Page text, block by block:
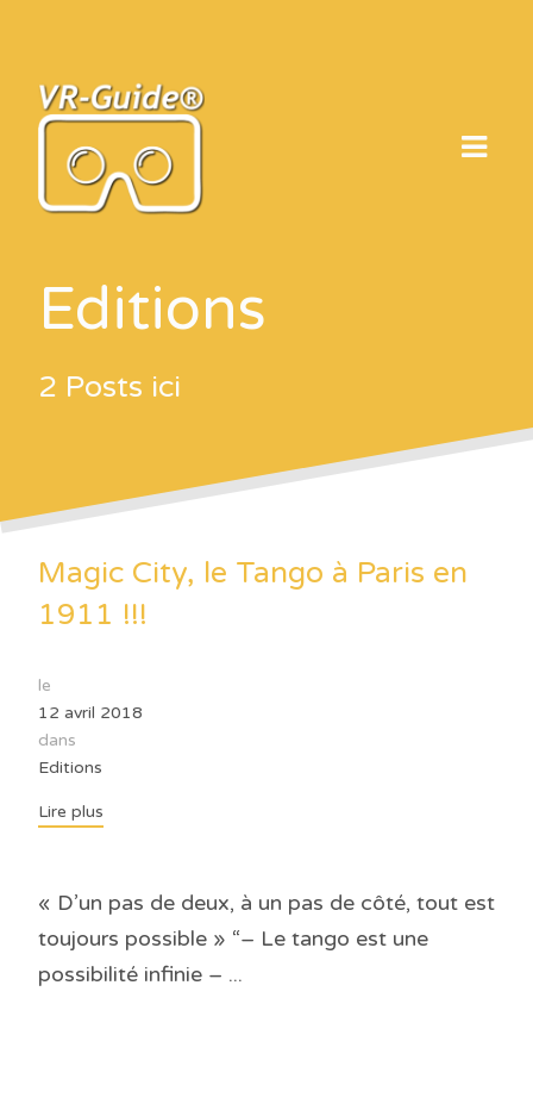
content
Editions
2 Posts ici
Magic City, le Tango à Paris en
1911 !!!
le
12 avril 2018
dans
Editions
Lire plus
« D’un pas de deux, à un pas de côté, tout est
toujours possible » “– Le tango est une
possibilité infinie – ...